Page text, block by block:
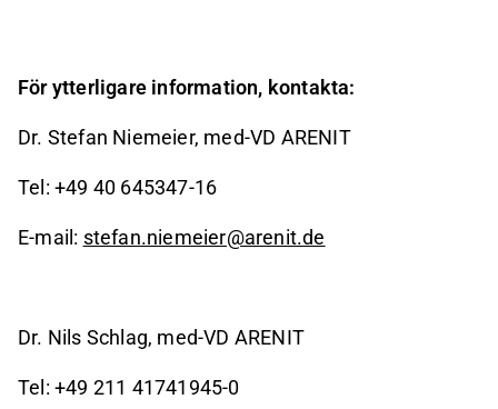
För ytterligare information, kontakta:
Dr. Stefan Niemeier, med-VD ARENIT
Tel: +49 40 645347-16
E-mail: stefan.niemeier@arenit.de
Dr. Nils Schlag, med-VD ARENIT
Tel: +49 211 41741945-0